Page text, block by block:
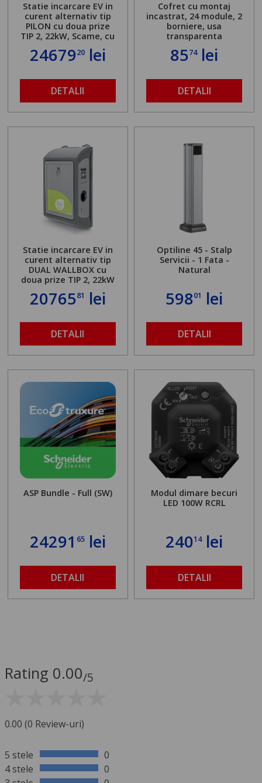
Statie incarcare EV in
curent alternativ tip
PILON cu doua prize
TIP 2, 22kW, Scame, cu
server local
2467920lei
DETALII
Cofret cu montaj
incastrat, 24 module, 2
borniere, usa
transparenta
8574lei
DETALII
Statie incarcare EV in
curent alternativ tip
DUAL WALLBOX cu
doua prize TIP 2, 22kW
2076581 lei
DETALII
Optiline 45 - Stalp
Servicii - 1 Fata -
Natural
59801 lei
DETALII
ASP Bundle - Full (SW)
24291 65lei
DETALII
Modul dimare becuri
LED 100W RCRL
24014lei
DETALII
Rating 0.00/5
0.00 (0 Review-uri)
5 stele
0
4 stele
0